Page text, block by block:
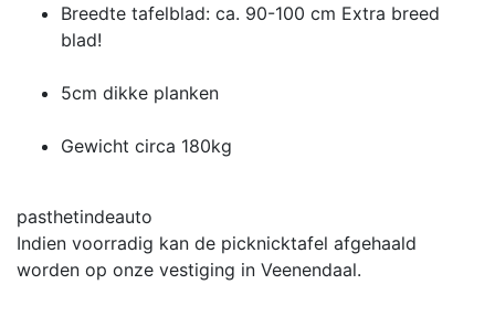
Breedte tafelblad: ca. 90-100 cm Extra breed
blad!
5cm dikke planken
Gewicht circa 180kg
pasthetindeauto
Indien voorradig kan de picknicktafel afgehaald
worden op onze vestiging in Veenendaal.